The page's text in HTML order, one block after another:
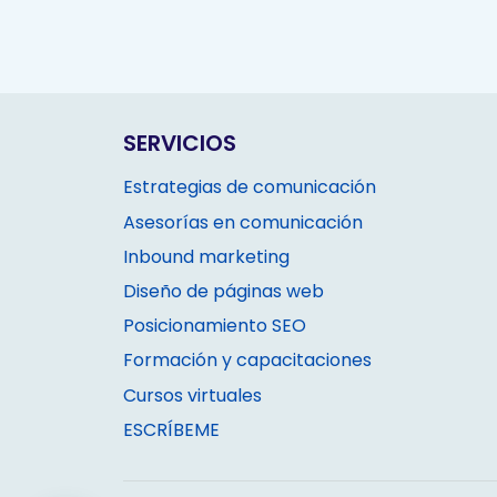
SERVICIOS
Estrategias de comunicación
Asesorías en comunicación
Inbound marketing
Diseño de páginas web
Posicionamiento SEO
Formación y capacitaciones
Cursos virtuales
ESCRÍBEME